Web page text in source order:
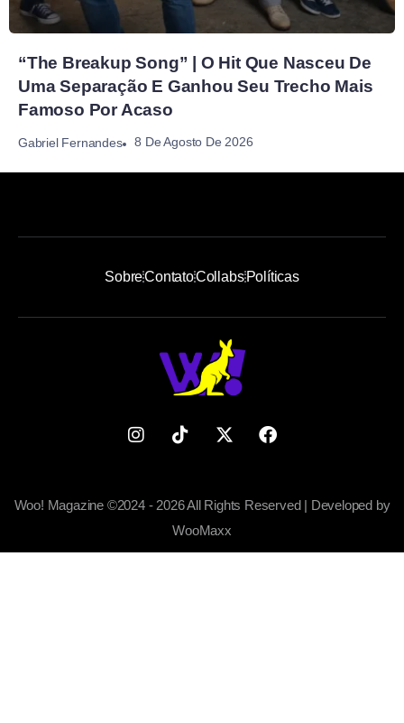
“The Breakup Song” | O Hit Que Nasceu De
Uma Separação E Ganhou Seu Trecho Mais
Famoso Por Acaso
Gabriel Fernandes 8 De Agosto De 2026
SobreContatoCollabsPolíticas
Woo! Magazine ©2024 - 2026 All Rights Reserved | Developed by
WooMaxx